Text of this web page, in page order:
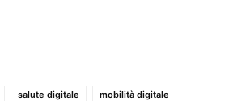
salute digitale
mobilità digitale